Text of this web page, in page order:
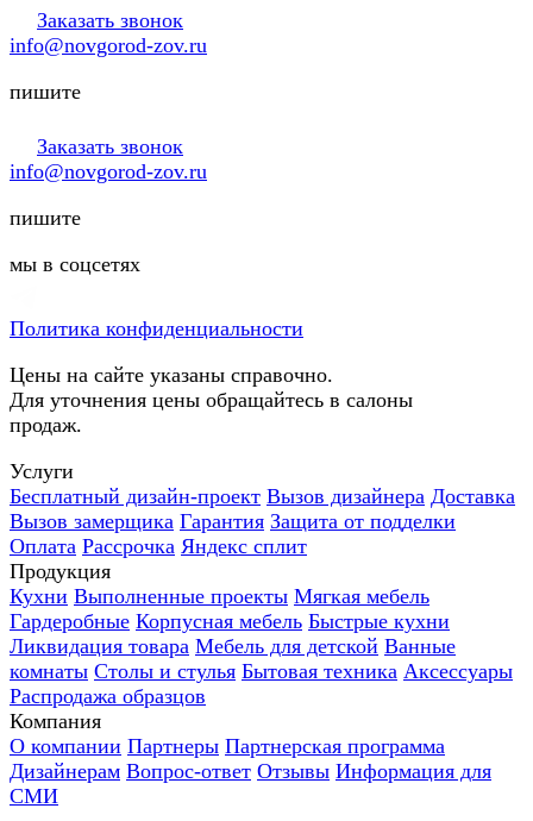
Заказать звонок
info@novgorod-zov.ru
пишите
Заказать звонок
info@novgorod-zov.ru
пишите
мы в соцсетях
Политика конфиденциальности
Цены на сайте указаны справочно.
Для уточнения цены обращайтесь в салоны
продаж.
Услуги
Бесплатный дизайн-проект Вызов дизайнера Доставка
Вызов замерщика Гарантия Защита от подделки
Оплата Рассрочка Яндекс сплит
Продукция
Кухни Выполненные проекты Мягкая мебель
Гардеробные Корпусная мебель Быстрые кухни
Ликвидация товара Мебель для детской Ванные
комнаты Столы и стулья Бытовая техника Аксессуары
Распродажа образцов
Компания
О компании Партнеры Партнерская программа
Дизайнерам Вопрос-ответ Отзывы Информация для
СМИ